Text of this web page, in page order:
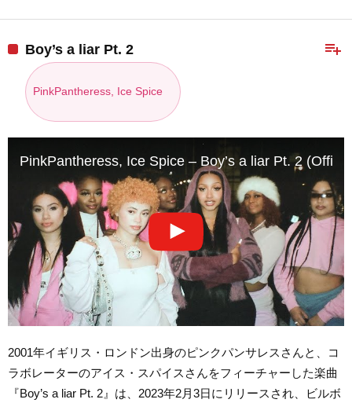
playlist_add
Boy’s a liar Pt. 2
PinkPantheress, Ice Spice
PinkPantheress, Ice Spice – Boy’s a liar Pt. 2
2001年イギリス・ロンドン出身のピンクパンサレスさんと、コ
ラボレーターのアイス・スパイスさんをフィーチャーした楽曲
『Boy’s a liar Pt. 2』は、2023年2月3日にリリースされ、ビルボ